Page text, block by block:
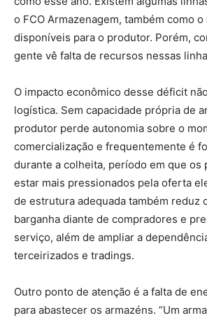
o FCO Armazenagem, também como o
disponíveis para o produtor. Porém,
gente vê falta de recursos nessas
O impacto econômico desse déficit
logística. Sem capacidade própria de
produtor perde autonomia sobre o
comercialização e frequentemente é
durante a colheita, período em que os
estar mais pressionados pela oferta
de estrutura adequada também reduz
barganha diante de compradores e
serviço, além de ampliar a
terceirizados e tradings.
Outro ponto de atenção é a falta de
para abastecer os armazéns. “Um